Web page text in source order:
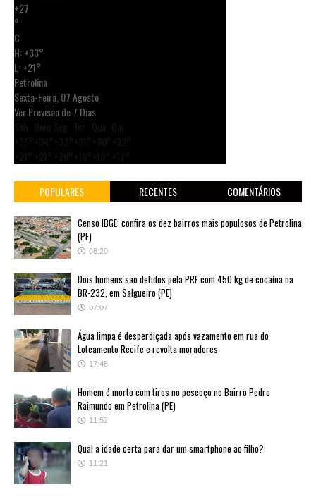
+27
°
C
H:+33°
L:+21°
Petrolina
Sexta-Feira, 07 Agosto
Ver Previsão de 7 Dias
POPULARES RECENTES COMENTÁRIOS
Censo IBGE: confira os dez bairros mais populosos de Petrolina
(PE)
08:20
Dois homens são detidos pela PRF com 450 kg de cocaína na
BR-232, em Salgueiro (PE)
07:07
Água limpa é desperdiçada após vazamento em rua do
Loteamento Recife e revolta moradores
17:48
Homem é morto com tiros no pescoço no Bairro Pedro
Raimundo em Petrolina (PE)
11:52
Qual a idade certa para dar um smartphone ao filho?
11:21